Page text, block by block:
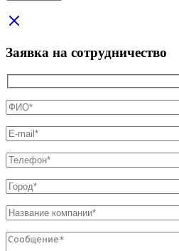
Заявка на сотрудничество